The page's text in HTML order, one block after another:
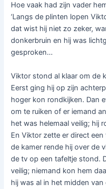
Hoe vaak had zijn vader
‘Langs de plinten lopen
dat wist hij niet zo zeker,
donkerbruin en hij was
gesproken…
Viktor stond al klaar om de
Eerst ging hij op zijn
hoger kon rondkijken. Dan
om te ruiken of er iemand
het was helemaal veilig; hij
En Viktor zette er direct
de kamer rende hij over de
de tv op een tafeltje stond.
veilig; niemand kon hem
hij was al in het midden van